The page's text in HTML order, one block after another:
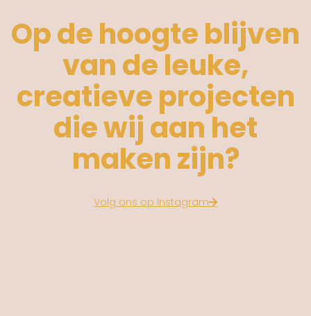
Op de hoogte blijven
van de leuke,
creatieve projecten
die wij aan het
maken zijn?
Volg ons op Instagram